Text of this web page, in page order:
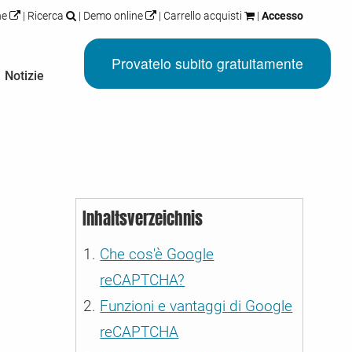
| Ricerca | Demo online | Carrello acquisti | Accesso
Provatelo subito gratuitamente
a tutti i
al
fatturazione
Notizie
Inhaltsverzeichnis
Che cos'è Google
reCAPTCHA?
Funzioni e vantaggi di Google
reCAPTCHA